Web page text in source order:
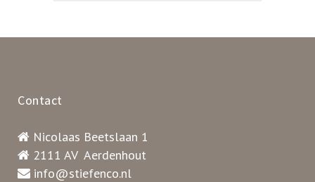
Contact
Nicolaas Beetslaan 1
2111 AV Aerdenhout
info@stiefenco.nl